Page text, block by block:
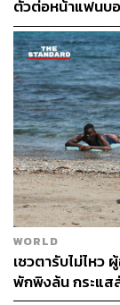
ตัวต่อหน้าแฟนบ
WORLD
เซวตารับไม่ไห
พักพิงล้น กระแ